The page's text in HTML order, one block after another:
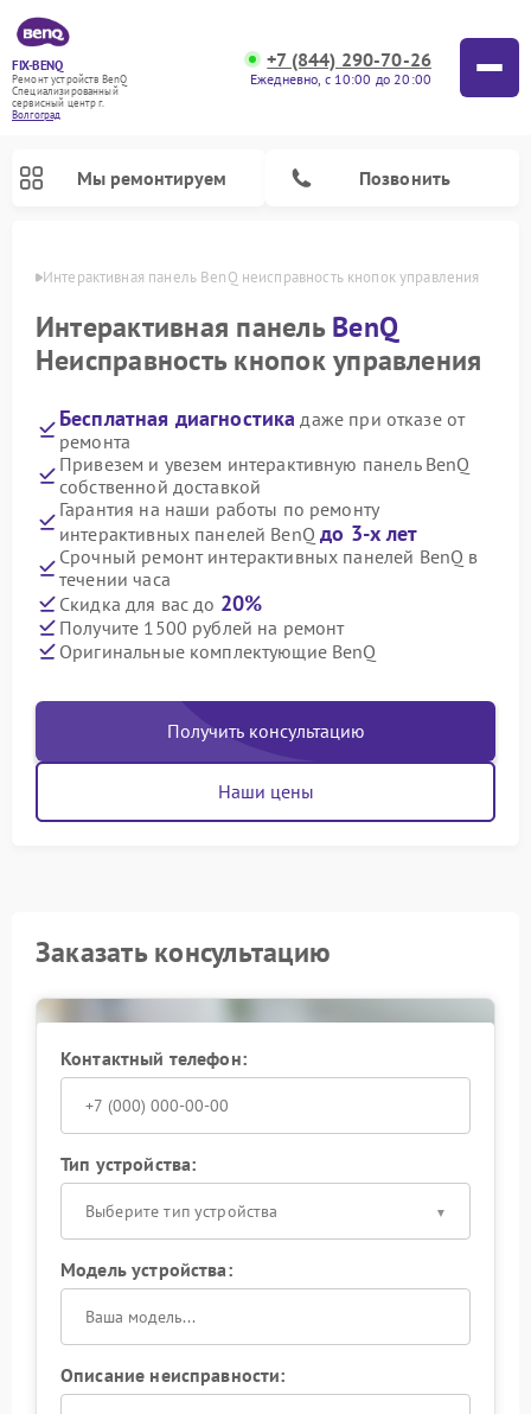
FIX-BENQ
Ремонт устройств BenQ
Специализированный
cервисный центр г.
Волгоград
+7 (844) 290-70-26
Ежедневно, с 10:00 до 20:00
Мы ремонтируем Позвонить
Интерактивная панель BenQ неисправность кнопок управления
Интерактивная панельBenQ
Неисправность кнопок управления
Бесплатная диагностика даже при отказе от
ремонта
Привезем и увезем интерактивную панель BenQ
собственной доставкой
Гарантия на наши работы по ремонту
интерактивных панелей BenQдо 3-х лет
Срочный ремонт интерактивных панелей BenQ в
течении часа
Скидка для вас до 20%
Получите 1500 рублей на ремонт
Оригинальные комплектующие BenQ
Получить консультацию
Наши цены
Заказать консультацию
Контактный телефон:
Тип устройства:
Выберите тип устройства
Модель устройства:
Описание неисправности: